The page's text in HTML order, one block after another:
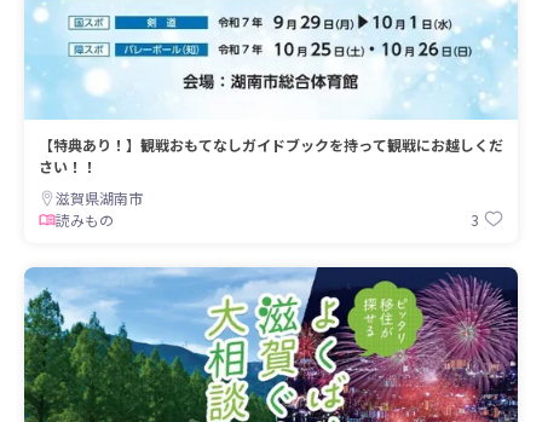
【特典あり！】観戦おもてなしガイドブックを持って観戦にお越しくだ
さい！！
滋賀県湖南市
読みもの
3